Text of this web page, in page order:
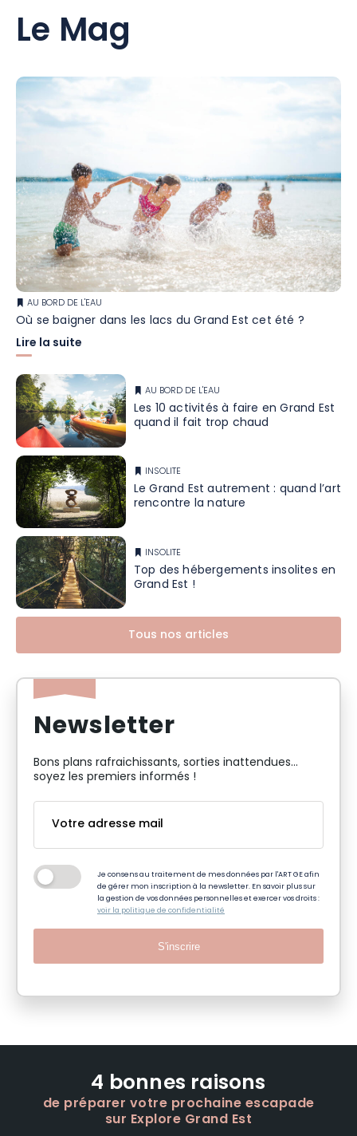
Le Mag
AU BORD DE L'EAU
Où se baigner dans les lacs du Grand Est cet été ?
Lire la suite
AU BORD DE L'EAU
Les 10 activités à faire en Grand Est
quand il fait trop chaud
INSOLITE
Le Grand Est autrement : quand l’art
rencontre la nature
INSOLITE
Top des hébergements insolites en
Grand Est !
Tous nos articles
Newsletter
Bons plans rafraichissants, sorties inattendues…
soyez les premiers informés !
Je consens au traitement de mes données par l'ART GE afin
de gérer mon inscription à la newsletter. En savoir plus sur
la gestion de vos données personnelles et exercer vos droits :
voir la politique de confidentialité
S'inscrire
4 bonnes raisons
de préparer votre prochaine escapade
sur Explore Grand Est